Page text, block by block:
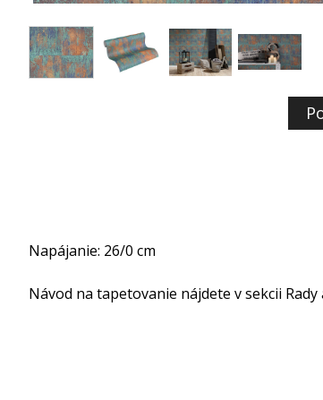
Napájanie: 26/0 cm
Návod na tapetovanie nájdete v sekcii Rady